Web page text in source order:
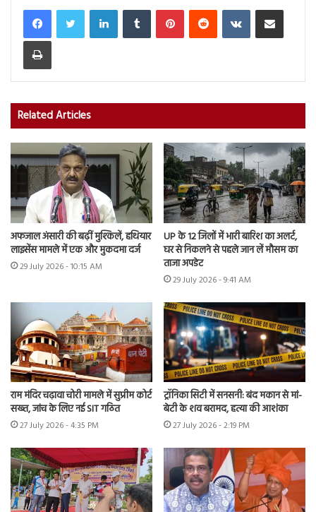
LinkedInTumblr PinterestReddit VKontakteShare via Email
Print
Related Articles
अफजाल अंसारी की बढ़ीं मुश्किलें, हथियार
लाइसेंस मामले में एक और मुकदमा दर्ज
29 July 2026 - 10:15 AM
UP के 12 जिलों में भारी बारिश का अलर्ट,
घर से निकलने से पहले जान लें मौसम का
ताजा अपडेट
29 July 2026 - 9:41 AM
राम मंदिर चढ़ावा चोरी मामले में सुप्रीम कोर्ट
सख्त, जांच के लिए नई SIT गठित
27 July 2026 - 4:35 PM
ट्रॉनिका सिटी में सनसनी: बंद मकान से मां-
बेटी के शव बरामद, हत्या की आशंका
27 July 2026 - 2:19 PM